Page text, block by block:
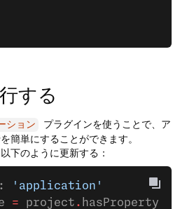
する
ション
プラグインを使うことで、ア
簡単にすることができます。
下のように更新する：
:
'application'
= project . hasProperty(